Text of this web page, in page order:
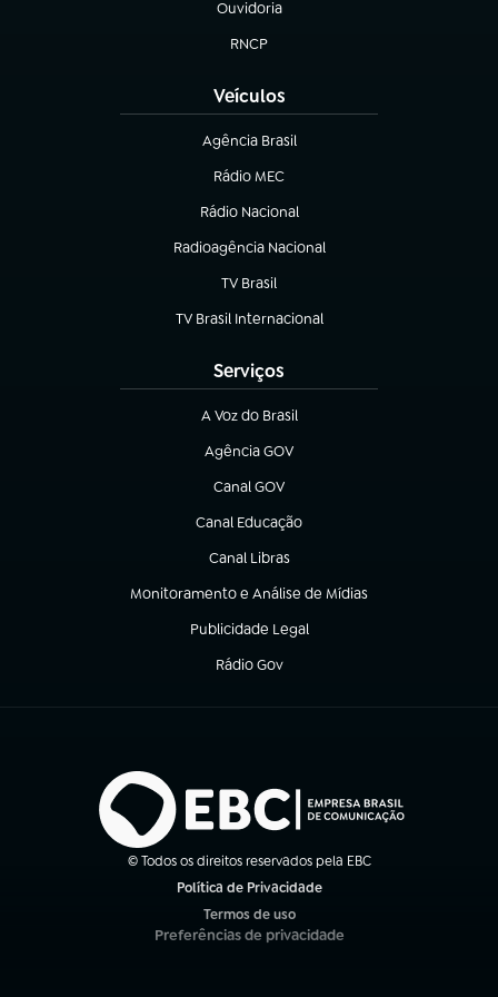
Ouvidoria
(abre em nova aba)
RNCP
(abre em nova aba)
Veículos
Agência Brasil
(abre em nova aba)
Rádio MEC
(abre em nova aba)
Rádio Nacional
Radioagência Nacional
(abre em nova aba)
TV Brasil
(abre em nova aba)
TV Brasil Internacional
(abre em nova aba)
Serviços
A Voz do Brasil
(abre em nova aba)
Agência GOV
(abre em nova aba)
Canal GOV
(abre em nova aba)
Canal Educação
(abre em nova aba)
Canal Libras
(abre em nova aba)
Monitoramento e Análise de Mídias
(abre em nova aba)
Publicidade Legal
(abre em nova aba)
Rádio Gov
(abre em nova aba)
© Todos os direitos reservados pela EBC
Política de Privacidade
Termos de uso
(abre em nova aba)
Preferências de privacidade